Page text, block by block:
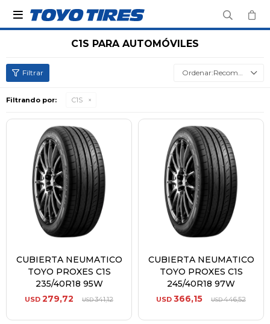

C1S PARA AUTOMÓVILES
Recomendados
Filtrando por: C1S
CUBIERTA NEUMATICO
TOYO PROXES C1S
235/40R18 95W
USD 279,72 USD341,12
CUBIERTA NEUMATICO
TOYO PROXES C1S
245/40R18 97W
USD 366,15 USD446,52